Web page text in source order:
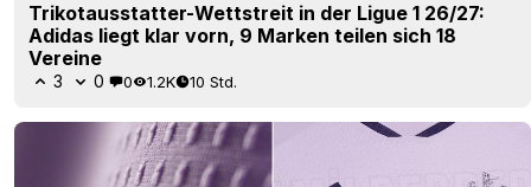
Trikotausstatter-Wettstreit in der Ligue 1 26/27:
Adidas liegt klar vorn, 9 Marken teilen sich 18
Vereine
3 0 0 1.2K 10 Std.